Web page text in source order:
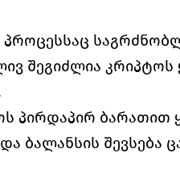
შეგიძლია კრიპტოს
პირდაპირ ბარათით
ბალანსის შევსება